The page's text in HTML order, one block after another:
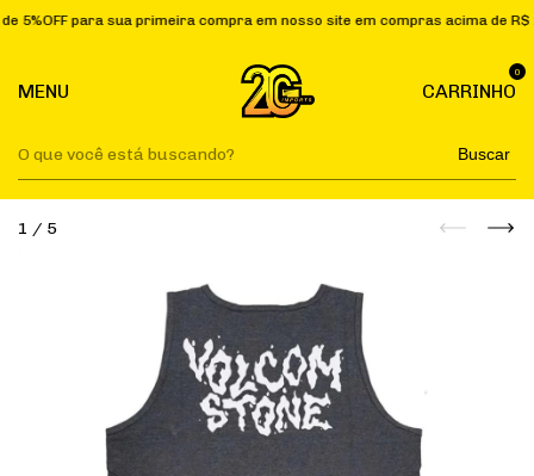
5%OFF para sua primeira compra em nosso site em compras acima de R$
MENU CARRINHO
0
Buscar
1 / 5